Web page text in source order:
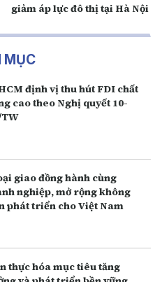
giảm áp lực đô thị tại Hà Nội
MỤC
định vị thu hút FDI chất
cao theo Nghị quyết 10-
giao đồng hành cùng
nghiệp, mở rộng không
phát triển cho Việt Nam
thực hóa mục tiêu tăng